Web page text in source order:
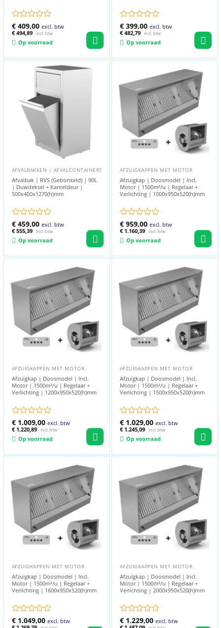
Gewaardeerd
0
uit
€409,00 excl. btw
€494,89 incl. btw
Op voorraad
Gewaardeerd
0
uit
€399,00 excl. btw
€482,79 incl. btw
Op voorraad
AFVALBAKKEN | AFVALCONTAINERS
Afvalbak | RVS (Geborsteld) | 90L
| Duwdeksel + Kanteldeur |
500x400x1270(h)mm
Gewaardeerd
0
uit
€459,00 excl. btw
€555,39 incl. btw
Op voorraad
AFZUIGKAPPEN MET MOTOR
Afzuigkap | Doosmodel | Incl.
Motor | 1500m³/u | Regelaar +
Verlichting | 1000x950x520(h)mm
Gewaardeerd
0
uit
€959,00 excl. btw
€1.160,39 incl. btw
Op voorraad
AFZUIGKAPPEN MET MOTOR
Afzuigkap | Doosmodel | Incl.
Motor | 1500m³/u | Regelaar +
Verlichting | 1200x950x520(h)mm
Gewaardeerd
0
uit
€1.009,00 excl. btw
€1.220,89 incl. btw
Op voorraad
AFZUIGKAPPEN MET MOTOR
Afzuigkap | Doosmodel | Incl.
Motor | 1500m³/u | Regelaar +
Verlichting | 1500x950x520(h)mm
Gewaardeerd
0
uit
€1.029,00 excl. btw
€1.245,09 incl. btw
Op voorraad
AFZUIGKAPPEN MET MOTOR
Afzuigkap | Doosmodel | Incl.
Motor | 1500m³/u | Regelaar +
Verlichting | 1600x950x520(h)mm
Gewaardeerd
€1.049,00 excl. btw
AFZUIGKAPPEN MET MOTOR
Afzuigkap | Doosmodel | Incl.
Motor | 1500m³/u | Regelaar +
Verlichting | 2000x950x520(h)mm
Gewaardeerd
€1.229,00 excl. btw